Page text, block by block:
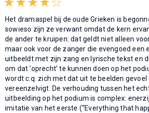
Het dramaspel bij de oude Grieken is
sowieso zijn ze verwant omdat de kern
de ander te kruipen: dat geldt niet alleen
maar ook voor de zanger die evengoed een
uitbeeldt met zijn zang en lyrische tekst en
om dat ‘oprecht’ te kunnen doen op het
wordt c.q. zich met dat uit te beelden gevoel
vereenzelvigt. De verhouding tussen het
uitbeelding op het podium is complex:
imitatie van het eerste (“Everything that